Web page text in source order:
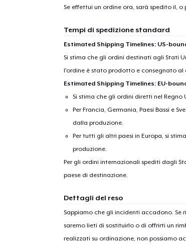
Se effettui un ordine ora, sarà spedito il, o
Tempi di spedizione standard
Estimated Shipping Timelines: US-
Si stima che gli ordini destinati agli Stati
l'ordine è stato prodotto e consegnato al
Estimated Shipping Timelines: EU-
Si stima che gli ordini diretti nel
Per Francia, Germania, Paesi Bassi e
dalla produzione.
Per tutti gli altri paesi in Europa, si
produzione.
Per gli ordini internazionali spediti dagli
paese di destinazione.
Dettagli del reso
Sappiamo che gli incidenti accadono.
saremo lieti di sostituirlo o di offrirti un
realizzati su ordinazione, non possiamo